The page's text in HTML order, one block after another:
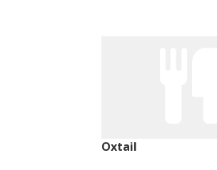
Oxtail